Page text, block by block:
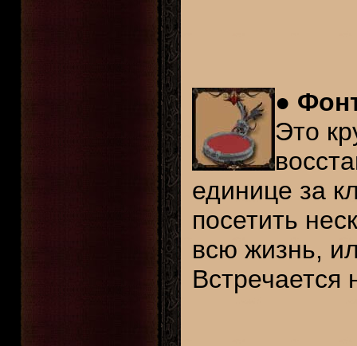
●
Это
единице за
посетить
всю жизнь,
Встречается